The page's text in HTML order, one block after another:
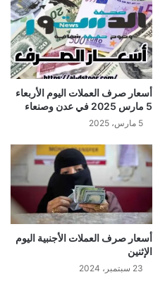
أسعار صرف العملات اليوم الأربعاء
5 مارس 2025 في عدن وصنعاء
5 مارس، 2025
أسعار صرف العملات الأجنبية اليوم
الإثنين
23 سبتمبر، 2024